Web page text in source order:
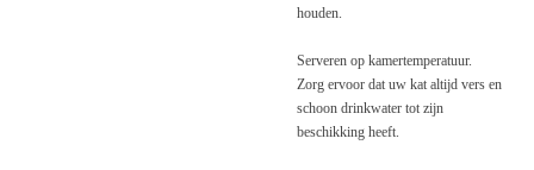
houden.
Serveren op kamertemperatuur.
Zorg ervoor dat uw kat altijd vers en
schoon drinkwater tot zijn
beschikking heeft.